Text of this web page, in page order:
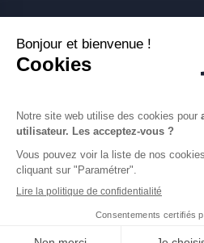
Acheter Vendre Entretenir
Contact